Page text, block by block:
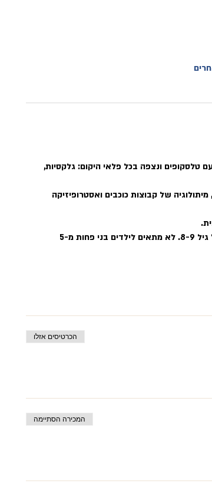
טלסקופים ונצפה בכל פלאי היקום: גלקסיות,
של קבוצות כוכבים ואסטרופיזיקה
הכרטיסים אזלו
המכירה הסתיימה